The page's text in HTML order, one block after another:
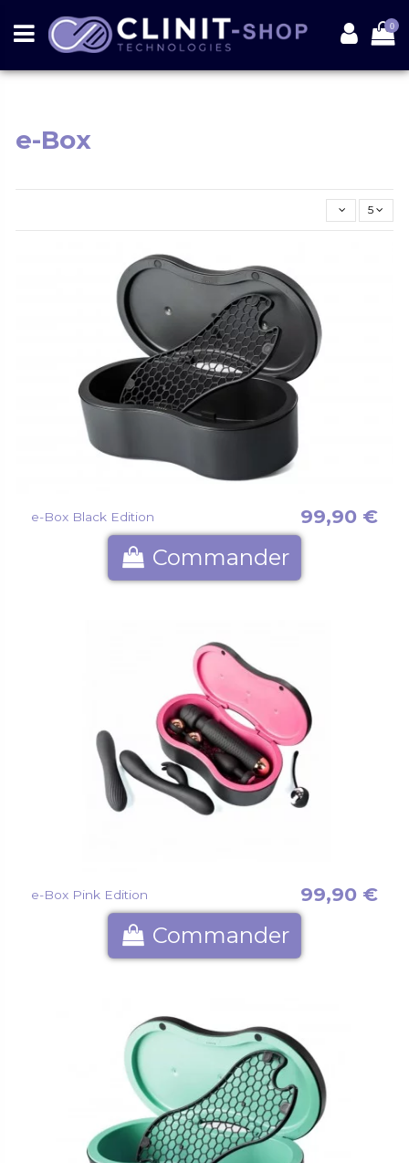
0
e-Box
5
e-Box Black Edition 99,90 €
Commander
e-Box Pink Edition 99,90 €
Commander